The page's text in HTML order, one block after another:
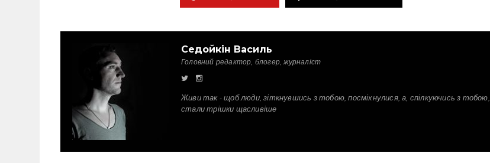
Седойкін Василь
Головний редактор, блогер, журналіст
Живи так - щоб люди, зіткнувшись з тобою, посміхнулися, а, спілкуючись з тобою,
стали трішки щасливіше